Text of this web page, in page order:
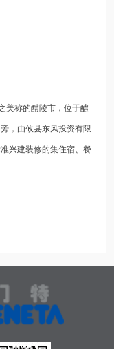
美称的醴陵市，位于醴
，由攸县东风投资有限
兴建装修的集住宿、餐